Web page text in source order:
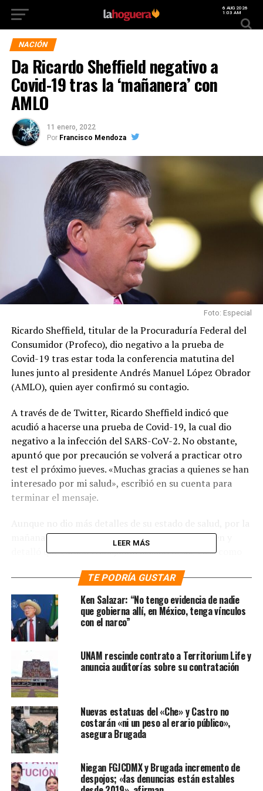
6 AUG 2026
1:03 AM
NACIÓN
Da Ricardo Sheffield negativo a
Covid-19 tras la ‘mañanera’ con
AMLO
11 enero, 2022
Por Francisco Mendoza
Foto: Especial
Ricardo Sheffield, titular de la Procuraduría Federal del
Consumidor (Profeco), dio negativo a la prueba de
Covid-19 tras estar toda la conferencia matutina del
lunes junto al presidente Andrés Manuel López Obrador
(AMLO), quien ayer confirmó su contagio.
A través de de Twitter, Ricardo Sheffield indicó que
acudió a hacerse una prueba de Covid-19, la cual dio
negativo a la infección del SARS-CoV-2. No obstante,
apuntó que por precaución se volverá a practicar otro
test el próximo jueves. «Muchas gracias a quienes se han
interesado por mi salud», escribió en su cuenta para
terminar el mensaje.
mañana este indicó que se sentía físicamente bien y
detalló que estaba trabajando aislado desde casa como
Te puede interesar:AMLO da
positivo a Covid-19 por
segunda ocasión
Para la siguiente prueba que se hará habrán pasado solo
3 días de haber estado junto al presidente de la
República. No obstante, la misma Profeco que dirige
Sheffield Padilla menciona en su página que lo
recomendable es hacerse la prueba de detección de 5 a 7
días después del contacto.
«Si te hacen la prueba demasiado pronto, quizás no
detecte la presencia del virus», advierte en el portal
LEER MÁS
TE PODRÍA GUSTAR
Ken Salazar: “No tengo evidencia de nadie
que gobierna allí, en México, tenga vínculos
con el narco”
UNAM rescinde contrato a Territorium Life y
anuncia auditorías sobre su contratación
Nuevas estatuas del «Che» y Castro no
costarán «ni un peso al erario público»,
asegura Brugada
Niegan FGJCDMX y Brugada incremento de
despojos; «las denuncias están estables